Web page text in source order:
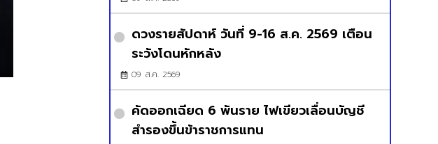
ดวงรายสัปดาห์ วันที่ 9-16 ส.ค. 2569 เตือน
ระวังโดนหักหลัง
09 ส.ค. 2569
คัดออกเฉียด 6 พันราย ไฟเขียวเลื่อนบัญชี
สำรองขึ้นข้าราชการแทน